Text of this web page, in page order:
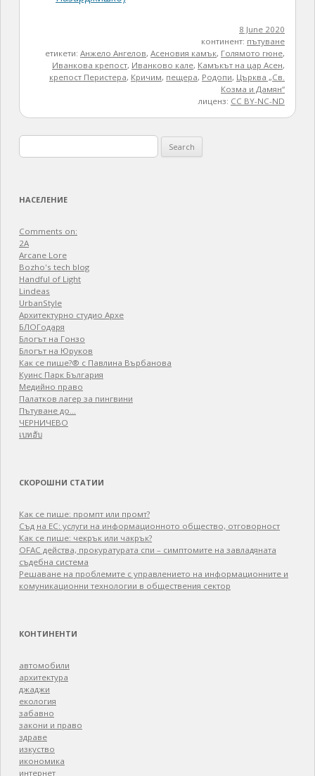
8 June 2020
континент: пътуване
етикети:Анжело Ангелов,Асеновия камък, Голямото гюне,
Иванкова крепост, Иванково кале, Камъкът на цар Асен,
крепост Перистера, Кричим, пещера, Родопи, Църква „Св.
Козма и Дамян“
лиценз: CC BY-NC-ND
for:
НАСЕЛЕНИЕ
Comments on:
2A
Arcane Lore
Bozho's tech blog
Handful of Light
Lindeas
UrbanStyle
Архитектурно студио Архе
БЛОГодаря
Блогът на Гонзо
Блогът на Юруков
Как се пише?® с Павлина Върбанова
Куинс Парк България
Медийно право
Палатков лагер зa пингвини
Пътуване до…
ЧЕРНИЧЕВО
เบทฮับ
СКОРОШНИ СТАТИИ
Как се пише: промпт или промт?
Съд на ЕС: услуги на информационното общество, отговорност
Как се пише: чекрък или чакрък?
OFAC действа, прокуратурата спи – симптомите на завладяната
съдебна система
Решаване на проблемите с управлението на информационните и
комуникационни технологии в обществения сектор
КОНТИНЕНТИ
автомобили
архитектура
джаджи
екология
забавно
закони и право
здраве
изкуство
икономика
интернет